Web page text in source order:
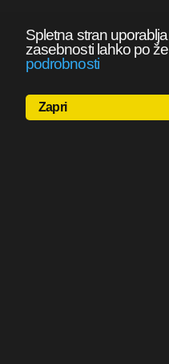
Spletna stran
zasebnosti lahko po
podrobnosti
Zapri